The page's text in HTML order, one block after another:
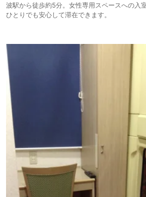
波駅から徒歩約5分。女性専用スペースへの入
ひとりでも安心して滞在できます。